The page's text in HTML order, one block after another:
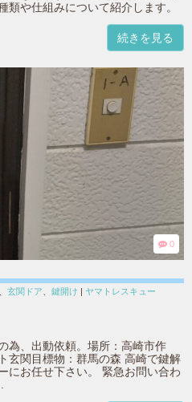
類や仕組みについて紹介します。
続きを見る
0
玄関ドア 鍵開け | ヤマトレスキュー
為、出動依頼。場所：高崎市作
玄関目標物：群馬の森 高崎で鍵解
にお任せ下さい。 緊急お問い合わ